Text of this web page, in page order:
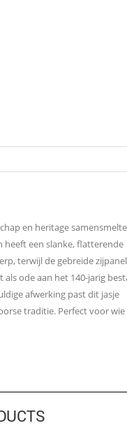
en heritage
een slanke, flatterende
terwijl de gebreide
ode aan het 140-jarig
afwerking past dit jasje
traditie. Perfect voor